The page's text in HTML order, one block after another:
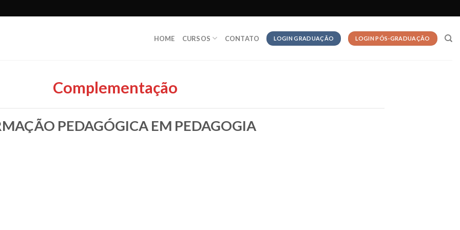
HOME CURSOS CONTATO LOGIN GRADUAÇÃO LOGIN PÓS-GRADUAÇÃO
Complementação
PEDAGÓGICA EM PEDAGOGIA